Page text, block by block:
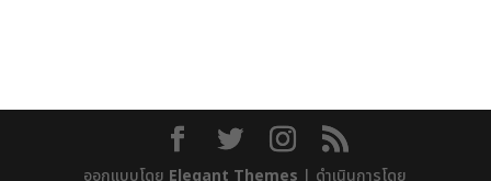
ออกแบบโดย Elegant Themes | ดำเนินการโดย